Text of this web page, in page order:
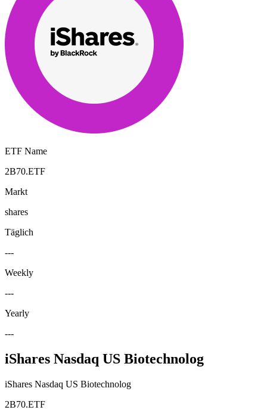
ETF Name
2B70.ETF
Markt
shares
Täglich
---
Weekly
---
Yearly
---
iShares Nasdaq US Biotechnolog
iShares Nasdaq US Biotechnolog
2B70.ETF